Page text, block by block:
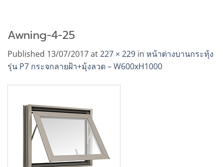
Awning-4-25
Published 13/07/2017at227 × 229 in หน้าต่างบานกระทุ้ง
รุ่น P7 กระจกลายฝ้า+มุ้งลวด – W600xH1000